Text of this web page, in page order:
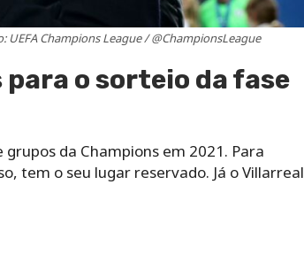
Champions League / @ChampionsLeague
o sorteio da fase
da Champions em 2021. Para
tem o seu lugar reservado. Já o Villarreal